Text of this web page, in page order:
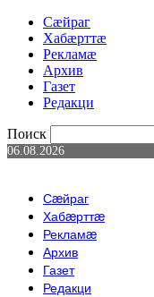
Сæйраг
Хабæрттæ
Рекламæ
Архив
Газет
Редакци
Поиск
06.08.2026
Сæйраг
Хабæрттæ
Рекламæ
Архив
Газет
Редакци